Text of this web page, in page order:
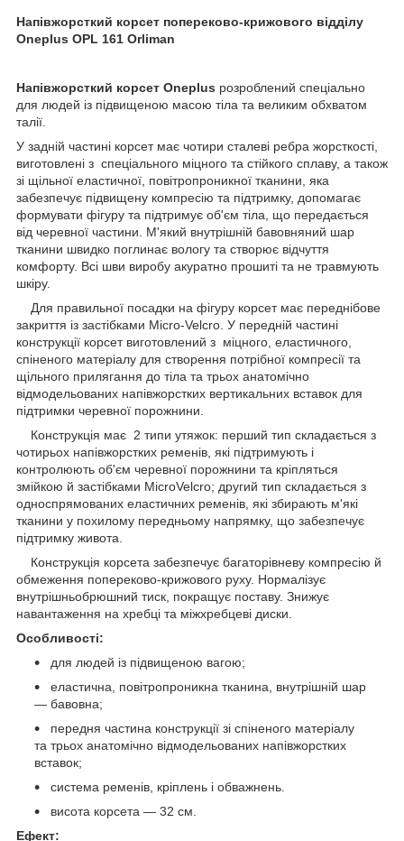
Напівжорсткий корсет попереково-крижового відділу
Oneplus OPL 161 Orliman
Напівжорсткий корсет Oneplus розроблений спеціально
для людей із підвищеною масою тіла та великим обхватом
талії.
У задній частині корсет має чотири сталеві ребра жорсткості,
виготовлені з спеціального міцного та стійкого сплаву, а також
зі щільної еластичної, повітропроникної тканини, яка
забезпечує підвищену компресію та підтримку, допомагає
формувати фігуру та підтримує об'єм тіла, що передається
від черевної частини. М'який внутрішній бавовняний шар
тканини швидко поглинає вологу та створює відчуття
комфорту. Всі шви виробу акуратно прошиті та не травмують
шкіру.
Для правильної посадки на фігуру корсет має переднібове
закриття із застібками Micro-Velcro. У передній частині
конструкції корсет виготовлений з міцного, еластичного,
спіненого матеріалу для створення потрібної компресії та
щільного прилягання до тіла та трьох анатомічно
відмодельованих напівжорстких вертикальних вставок для
підтримки черевної порожнини.
Конструкція має 2 типи утяжок: перший тип складається з
чотирьох напівжорстких ременів, які підтримують і
контролюють об'єм черевної порожнини та кріпляться
змійкою й застібками MicroVelcro; другий тип складається з
односпрямованих еластичних ременів, які збирають м'які
тканини у похилому передньому напрямку, що забезпечує
підтримку живота.
Конструкція корсета забезпечує багаторівневу компресію й
обмеження попереково-крижового руху. Нормалізує
внутрішньобрюшний тиск, покращує поставу. Знижує
навантаження на хребці та міжхребцеві диски.
Особливості:
для людей із підвищеною вагою;
еластична, повітропроникна тканина, внутрішній шар
— бавовна;
передня частина конструкції зі спіненого матеріалу
та трьох анатомічно відмодельованих напівжорстких
вставок;
система ременів, кріплень і обважнень.
висота корсета — 32 см.
Ефект: